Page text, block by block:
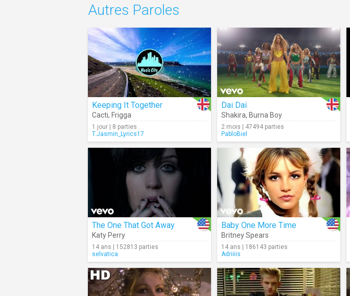
Autres Paroles
Keeping It Together
Cacti, Frigga
1 jour | 8 parties
T.Jasmin_Lyrics17
Dai Dai
Shakira, Burna Boy
2 mois | 47494 parties
PabloBiel
The One That Got Away
Katy Perry
14 ans | 152813 parties
selvatica
Baby One More Time
Britney Spears
14 ans | 186143 parties
Adriiiis